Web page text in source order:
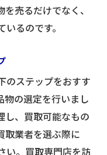
約
スタイル
心して買取へ
ント
基準
の取り組み
売るだけでなく、
るのです。
のステップをおすす
物の選定を行いまし
し、買取可能なもの
取業者を選ぶ際に
い。買取専門店を訪